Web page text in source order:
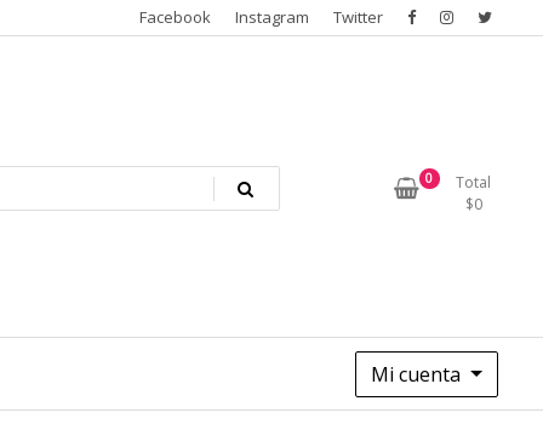
Facebook Instagram Twitter
0
Total
$0
Mi cuenta